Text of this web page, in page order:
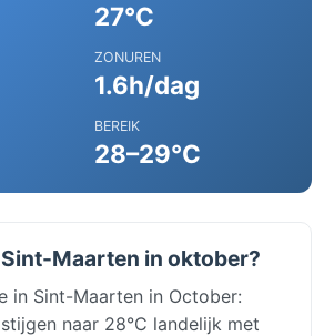
27°C
ZONUREN
1.6h/dag
BEREIK
28–29°C
Maarten in oktober?
in Sint-Maarten in October:
naar 28°C landelijk met